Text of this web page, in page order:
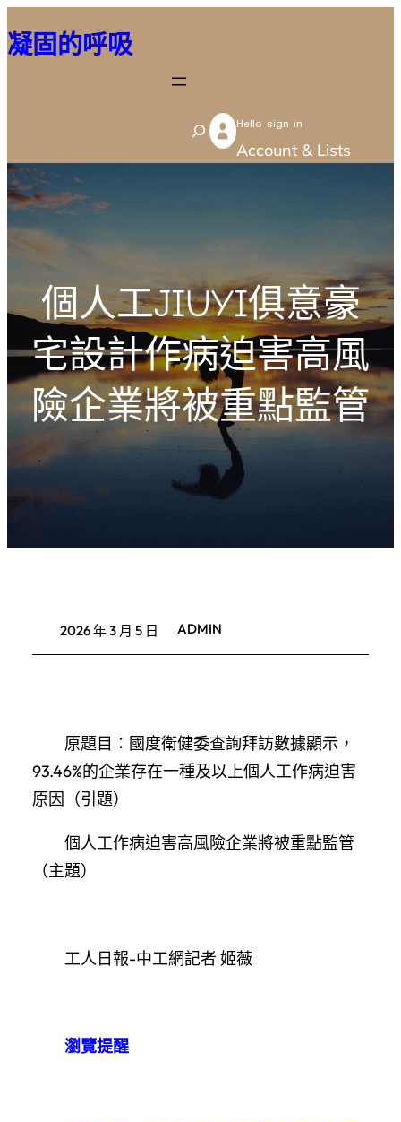
至
容
凝固的呼吸
S
e
Hello sign in
Account & Lists
個人工JIUYI俱意豪
宅設計作病迫害高風
險企業將被重點監管
2026 年 3 月 5 日 ADMIN
原題目：國度衛健委查詢拜訪數據顯示，
93.46%的企業存在一種及以上個人工作病迫害
原因（引題）
個人工作病迫害高風險企業將被重點監管
（主題）
工人日報-中工網記者 姬薇
瀏覽提醒